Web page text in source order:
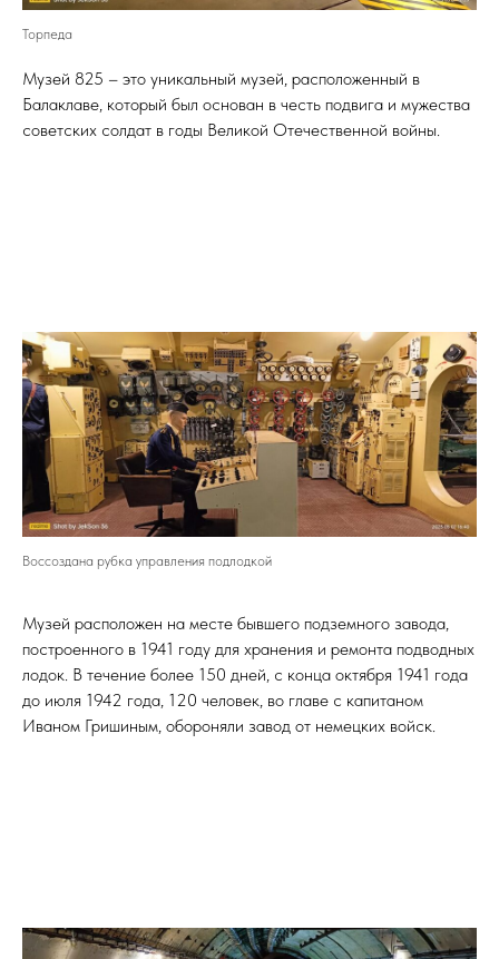
Торпеда
Музей 825 – это уникальный музей, расположенный в
Балаклаве, который был основан в честь подвига и мужества
советских солдат в годы Великой Отечественной войны.
Воссоздана рубка управления подлодкой
Музей расположен на месте бывшего подземного завода,
построенного в 1941 году для хранения и ремонта подводных
лодок. В течение более 150 дней, с конца октября 1941 года
до июля 1942 года, 120 человек, во главе с капитаном
Иваном Гришиным, обороняли завод от немецких войск.